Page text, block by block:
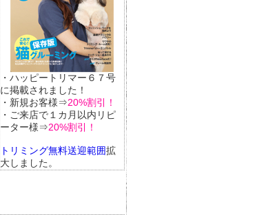
・ハッピートリマー６７号
に掲載されました！
・新規お客様⇒20%割引！
・ご来店で１カ月以内リピ
ーター様⇒20%割引！
トリミング無料送迎範囲拡
大しました。